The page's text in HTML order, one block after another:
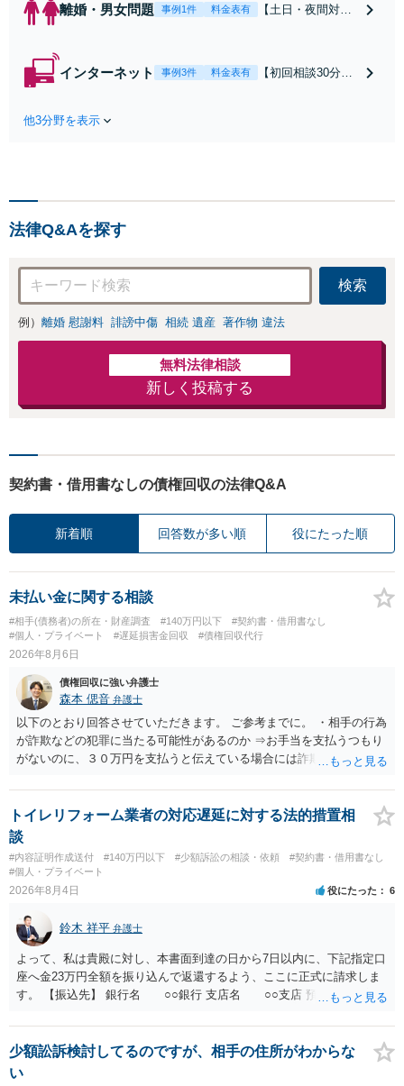
離婚・男女問題 事例1件 料金表有
【土日・夜間対応
れたら、サインす
インターネット 事例3件 料金表有
【初回相談30分無
お店の風評被害対
応可：開示請求の
意見照会が来たと
きの対処法、被害
者との示談交渉
他3分野を表示
法律Q&Aを探す
検索
例） 離婚 慰謝料 誹謗中傷 相続 遺産 著作物 違法
無料法律相談
新しく投稿する
契約書・借用書なしの債権回収の法律Q&A
新着順 回答数が多い順 役にたった順
未払い金に関する相談
#相手(債務者)の所在・財産調査 #140万円以下
#契約書・借用書なし
#個人・プライベート
#遅延損害金回収 #債権回収代行
2026年8月6日
債権回収に強い弁護士
森本 偲音 弁護士
以下のとおり回答させていただきます。 ご参考までに。 ・相手の行為
が詐欺などの犯罪に当たる可能性があるのか ⇒お手当を支払うつもり
がないのに、３０万円を支払うと伝えている場合には詐欺罪に該当す
段が取れるのか ⇒契約に基づく履行請求として３０万円を請求するこ
とが考えられますが、 パパ活の契約は、売春防止法に抵触する契約
であるため、公序良俗に反する契約として 民法上無効（民法９０
条）となるため、相手方に請求できない可能性が高いです。 ・相手の
氏名や住所が分からない状態でも対応可能なのか ⇒訴訟等の裁判上の
手続を利用する場合には、原則として相手方の住所・氏名を把握して
トイレリフォーム業者の対応遅延に対する法的措置相
談
#内容証明作成送付 #140万円以下 #少額訴訟の相談・依頼
#契約書・借用書なし
#個人・プライベート
2026年8月4日 役にたった 6
鈴木 祥平 弁護士
よって、私は貴殿に対し、本書面到達の日から7日以内に、下記指定口
座へ金23万円全額を振り込んで返還するよう、ここに正式に請求しま
す。 【振込先】 銀行名 ○○銀行 支店名 ○○支店 預金種別 普通
されない場合には、貴殿には任意に返金する意思がないものと判断
し、やむを得ず、返還金23万円及びこれに対する遅延損害金の支払い
を求める民事訴訟、支払督促その他必要な法的手続を直ちに講じま
少額訟訴検討してるのですが、相手の住所がわからな
い